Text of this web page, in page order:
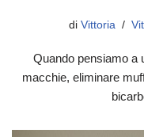
di Vittoria
Quando pensiamo a
macchie, eliminare